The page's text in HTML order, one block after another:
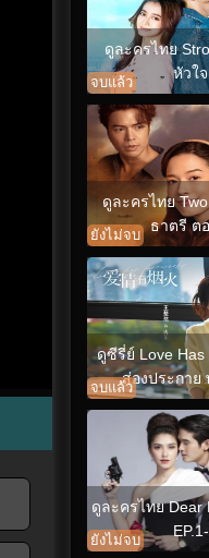
ดูละครไทย
หัวใ
จบแล้ว
ดูละครไทย
ธาตรี ต
ยังไม่จบ
ดูซีรี่ย์ Love Has
ส่องประกาย
จบแล้ว
ดูละครไทย Dear
ยังไม่จบ